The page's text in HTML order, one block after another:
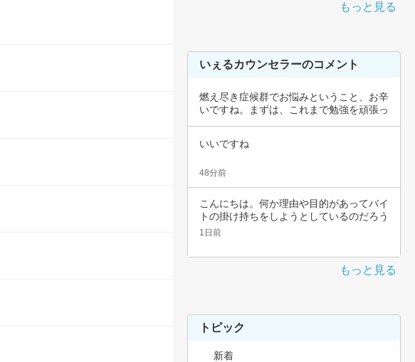
もっと見る
いぇるカウンセラーのコメント
燃え尽き症候群でお悩みということ、お辛
いですね。まずは、これまで勉強を頑張っ
いいですね
48分前
こんにちは。何か理由や目的があってバイ
トの掛け持ちをしようとしているのだろう
と思いま…
1日前
もっと見る
トピック
新着